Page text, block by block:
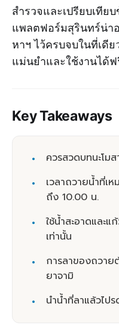
สำรวจและเปรียบเทีย
แพลตฟอร์มสุรินทร์น่า
หาฯ ไว้ครบจบในที่เดี
แม่นยำและใช้งานได้ฟ
Key Takeaways
ควรสวดบทนะโม
เวลาถวายน้ำที่เ
ถึง 10.00 น.
ใช้น้ำสะอาดและแ
เท่านั้น
การลาของถวาย
ยาจามิ
นำน้ำที่ลาแล้วไป